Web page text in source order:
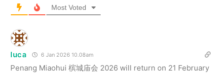
Most Voted
luca 6 Jan 2026 10.08am
Penang Miaohui 槟城庙会 2026 will return on 21 February